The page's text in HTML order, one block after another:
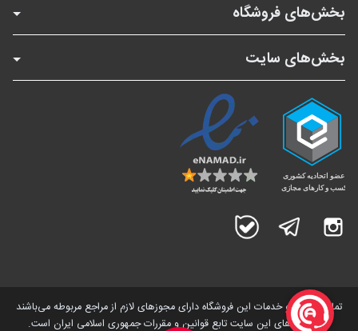
بخش‌های فروشگاه
بخش‌های سایت
اینستاگرام تلگرام
تمامی کالاها و خدمات این فروشگاه دارای مجوز‌های لازم از مراجع مربوطه می‌باشند
و فعالیت های این سایت تابع قوانین و مقررات جمهوری اسلامی ایران است.